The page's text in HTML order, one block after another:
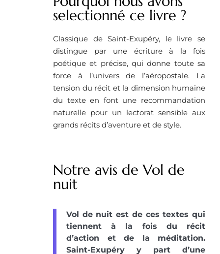
selectionné ce livre ?
Classique de Saint-Exupéry, le livre se
distingue par une écriture à la fois
poétique et précise, qui donne toute sa
force à l’univers de l’aéropostale. La
tension du récit et la dimension humaine
du texte en font une recommandation
naturelle pour un lectorat sensible aux
grands récits d’aventure et de style.
Notre avis de Vol de
nuit
Vol de nuit est de ces textes qui
tiennent à la fois du récit
d’action et de la méditation.
Saint-Exupéry y part d’une